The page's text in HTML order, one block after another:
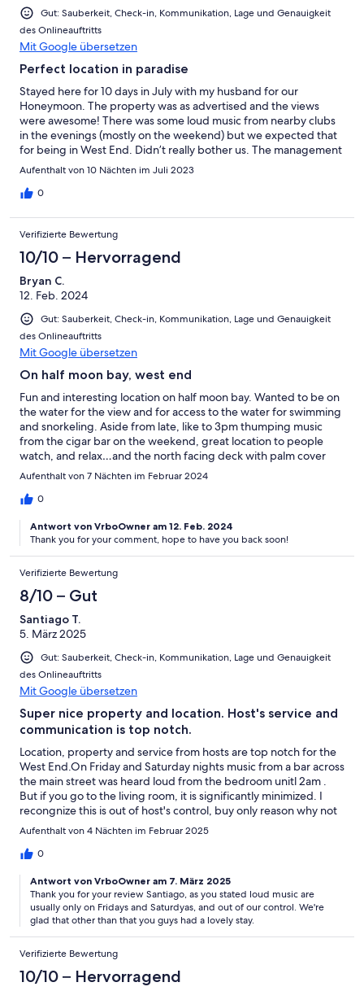
Gut: Sauberkeit, Check-in, Kommunikation, Lage und Genauigkeit
des Onlineauftritts
Mit Google übersetzen
Perfect location in paradise
Stayed here for 10 days in July with my husband for our
Honeymoon. The property was as advertised and the views
were awesome! There was some loud music from nearby clubs
in the evenings (mostly on the weekend) but we expected that
for being in West End. Didn’t really bother us. The management
was easy to contact and a breeze to work with. Steps away from
Aufenthalt von 10 Nächten im Juli 2023
0
Verifizierte Bewertung
10/10 – Hervorragend
Bryan C.
12. Feb. 2024
Gut: Sauberkeit, Check-in, Kommunikation, Lage und Genauigkeit
des Onlineauftritts
Mit Google übersetzen
On half moon bay, west end
Fun and interesting location on half moon bay. Wanted to be on
the water for the view and for access to the water for swimming
and snorkeling. Aside from late, like to 3pm thumping music
from the cigar bar on the weekend, great location to people
watch, and relax…and the north facing deck with palm cover
means you won’t cook in the sun. Staff attentive and friendly.
excellent restaurants within rock throwing distance. Couch and
chance we’ll be coming back
Aufenthalt von 7 Nächten im Februar 2024
0
Antwort von VrboOwner am 12. Feb. 2024
Thank you for your comment, hope to have you back soon!
Verifizierte Bewertung
8/10 – Gut
Santiago T.
5. März 2025
Gut: Sauberkeit, Check-in, Kommunikation, Lage und Genauigkeit
des Onlineauftritts
Mit Google übersetzen
Super nice property and location. Host's service and
communication is top notch.
Location, property and service from hosts are top notch for the
West End.On Friday and Saturday nights music from a bar across
the main street was heard loud from the bedroom unitl 2am .
But if you go to the living room, it is significantly minimized. I
recongnize this is out of host's control, buy only reason why not
give my stay the full 5 stars. If one can plan around it, it should
late and joining the party wasn't an option during our
Aufenthalt von 4 Nächten im Februar 2025
0
Antwort von VrboOwner am 7. März 2025
Thank you for your review Santiago, as you stated loud music are
usually only on Fridays and Saturdyas, and out of our control. We're
glad that other than that you guys had a lovely stay.
Verifizierte Bewertung
10/10 – Hervorragend